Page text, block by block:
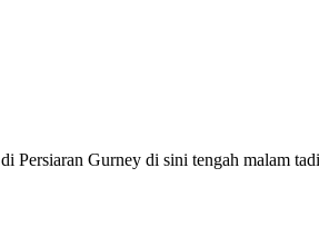
Persiaran Gurney di sini tengah malam